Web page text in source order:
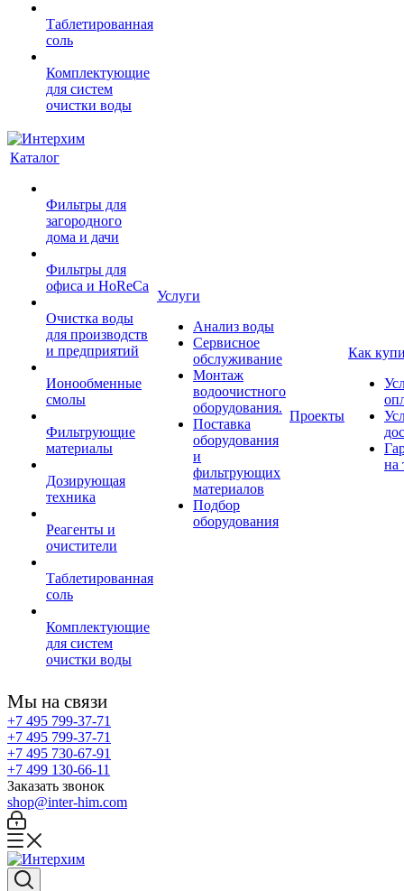
Таблетированная
соль
Комплектующие
для систем
очистки воды
Каталог
Фильтры для
загородного
дома и дачи
Фильтры для
офиса и HoReCa
Очистка воды
для производств
и предприятий
Ионообменные
смолы
Фильтрующие
материалы
Дозирующая
техника
Реагенты и
очистители
Таблетированная
соль
Комплектующие
для систем
очистки воды
Услуги
Анализ воды
Сервисное
обслуживание
Монтаж
водоочистного
оборудования.
Поставка
оборудования
и
фильтрующих
материалов
Подбор
оборудования
Проекты
Как
на
Мы на связи
+7 495 799-37-71
+7 495 799-37-71
+7 495 730-67-91
+7 499 130-66-11
Заказать звонок
shop@inter-him.com